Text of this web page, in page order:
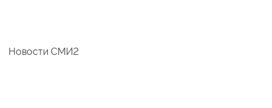
Новости СМИ2